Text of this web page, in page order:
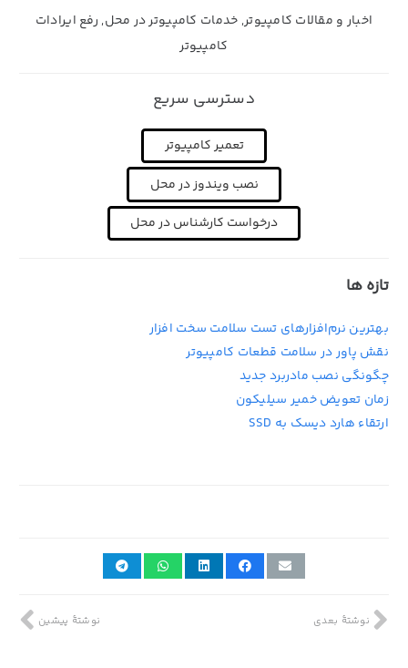
اخبار و مقالات کامپیوتر,خدمات کامپیوتر در محل,رفع ایرادات
کامپیوتر
دسترسی سریع
تعمیر کامپیوتر
نصب ویندوز در محل
درخواست کارشناس در محل
تازه ها
بهترین نرم‌افزارهای تست سلامت سخت افزار
نقش پاور در سلامت قطعات کامپیوتر
چگونگی نصب مادربرد جدید
زمان تعویض خمیر سیلیکون
ارتقاء هارد دیسک به SSD
نوشتهٔ پیشین نوشتهٔ بعدی